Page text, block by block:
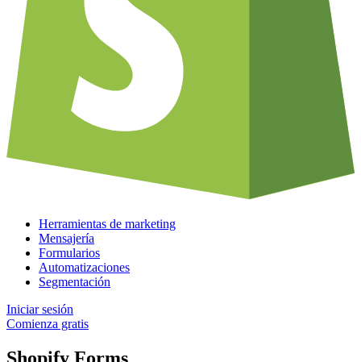
Herramientas de marketing
Mensajería
Formularios
Automatizaciones
Segmentación
Iniciar sesión
Comienza gratis